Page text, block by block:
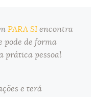
PARA SI encontra
pode de forma
prática pessoal
e terá